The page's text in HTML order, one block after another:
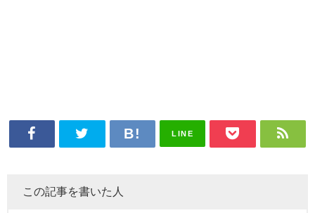
LINE
この記事を書いた人